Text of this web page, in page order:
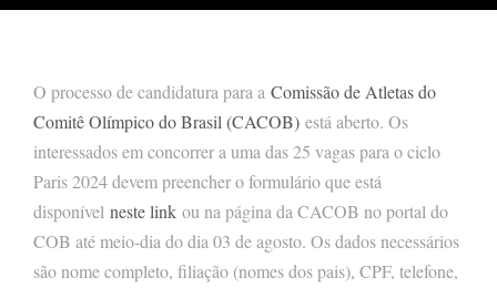
O processo de candidatura para a Comissão de Atletas do
Comitê Olímpico do Brasil (CACOB) está aberto. Os
interessados em concorrer a uma das 25 vagas para o ciclo
Paris 2024 devem preencher o formulário que está
disponível neste link ou na página da CACOB no portal do
COB até meio-dia do dia 03 de agosto. Os dados necessários
são nome completo, filiação (nomes dos pais), CPF, telefone,